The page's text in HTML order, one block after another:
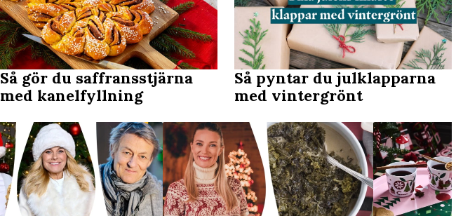
Så gör du saffransstjärna
med kanelfyllning
Så pyntar du julklapparna
med vintergrönt